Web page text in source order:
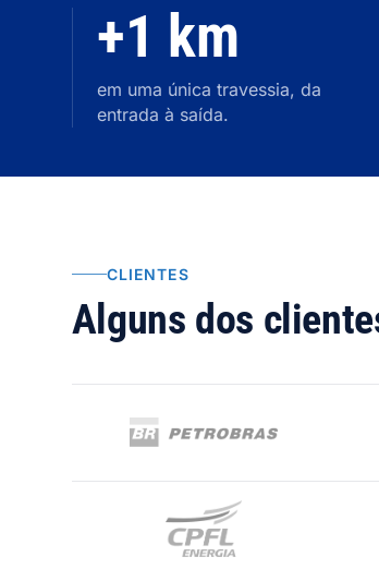
+1 km
em uma única travessia, da
entrada à saída.
CLIENTES
Alguns dos